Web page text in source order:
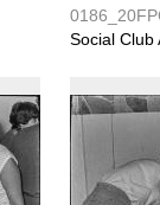
Social Club